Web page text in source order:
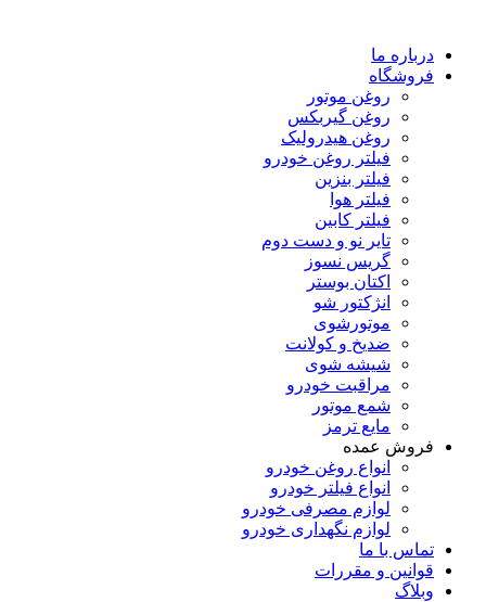
درباره ما
فروشگاه
روغن موتور
روغن گیربکس
روغن هیدرولیک
فیلتر روغن خودرو
فیلتر بنزین
فیلتر هوا
فیلتر کابین
تایر نو و دست دوم
گریس نسوز
اکتان بوستر
انژکتور شو
موتورشوی
ضدیخ و کولانت
شیشه شوی
مراقبت خودرو
شمع موتور
مایع ترمز
فروش عمده
انواع روغن خودرو
انواع فیلتر خودرو
لوازم مصرفی خودرو
لوازم نگهداری خودرو
تماس با ما
قوانین و مقررات
وبلاگ